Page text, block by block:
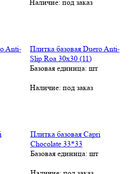
Наличие: под заказ
Плитка базовая Duero Anti-
Slip Roa 30х30 (11)
Базовая единица: шт
Наличие: под заказ
Плитка базовая Capri
Chocolate 33*33
Базовая единица: шт